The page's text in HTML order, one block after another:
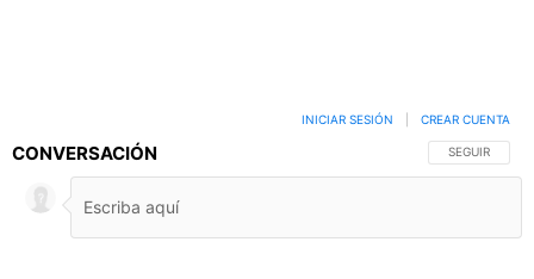
CONVERSACIÓN SIGA ESTA
SEGUIR
INICIAR SESIÓN CREAR CUENTA